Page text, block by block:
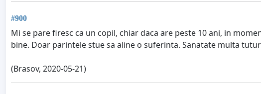
#900
Mi se pare firesc ca un copil, chiar daca are peste 10 ani, in
bine. Doar parintele stue sa aline o suferinta. Sanatate multa
(Brasov, 2020-05-21)